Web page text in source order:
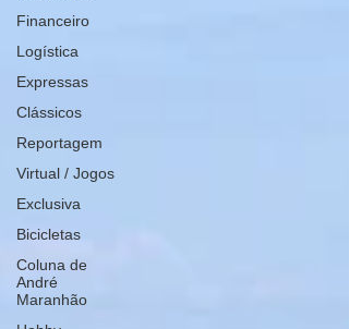
Financeiro
Logística
Expressas
Clássicos
Reportagem
Virtual / Jogos
Exclusiva
Bicicletas
Coluna de
André
Maranhão